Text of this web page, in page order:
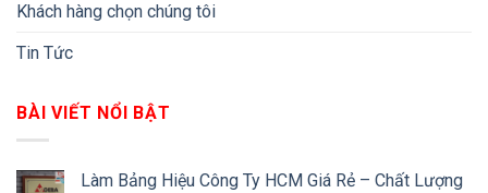
Khách hàng chọn chúng tôi
Tin Tức
BÀI VIẾT NỔI BẬT
Làm Bảng Hiệu Công Ty HCM Giá Rẻ – Chất Lượng